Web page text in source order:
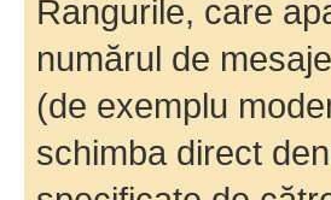
Rangurile, care
numărul de
(de exemplu
schimba direct